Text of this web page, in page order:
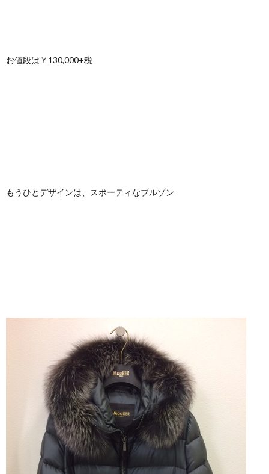
お値段は￥130,000+税
もうひとデザインは、スポーティなブルゾン